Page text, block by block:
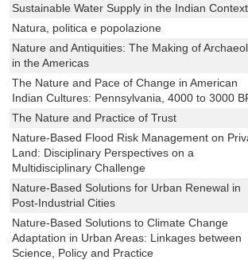
Sustainable Water Supply in the Indian Context
Natura, politica e popolazione
Nature and Antiquities: The Making of
in the Americas
The Nature and Pace of Change in American
Indian Cultures: Pennsylvania, 4000 to 3000
The Nature and Practice of Trust
Nature-Based Flood Risk Management on
Land: Disciplinary Perspectives on a
Multidisciplinary Challenge
Nature-Based Solutions for Urban Renewal in
Post-Industrial Cities
Nature-Based Solutions to Climate Change
Adaptation in Urban Areas: Linkages between
Science, Policy and Practice